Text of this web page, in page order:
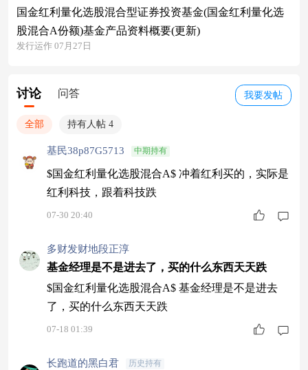
国金红利量化选股混合型证券投资基金(国金红利量化选
股混合A份额)基金产品资料概要(更新)
发行运作 07月27日
我要发帖
讨论 问答
全部 持有人帖 4
基民38p87G5713 中期持有
$国金红利量化选股混合A$ 冲着红利买的，实际是
红利科技，跟着科技跌
07-30 20:40
多财发财地段正淳
基金经理是不是进去了，买的什么东西天天跌
$国金红利量化选股混合A$ 基金经理是不是进去
了，买的什么东西天天跌
07-18 01:39
长跑道的黑白君 历史持有